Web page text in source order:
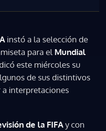
instó a la selección de
para el Mundial
este miércoles su
de sus distintivos
interpretaciones
de la FIFAy con